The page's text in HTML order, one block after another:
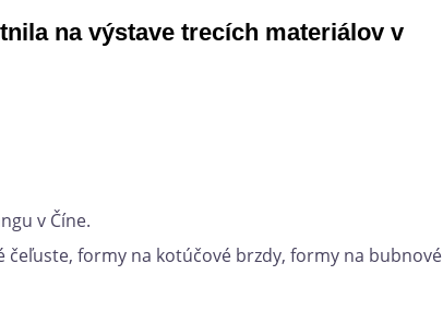
na výstave trecích materiálov v
v Číne.
formy na kotúčové brzdy, formy na bubnové